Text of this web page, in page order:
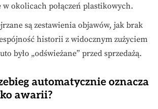
w okolicach połączeń plastikowych.
są zestawienia objawów, jak brak
historii z widocznym zużyciem
było „odświeżane” przed sprzedażą.
automatycznie oznacza
awarii?